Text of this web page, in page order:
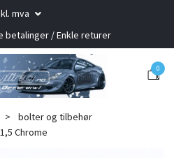
mva
betalinger / Enkle returer
0
bolter og tilbehør
Chrome